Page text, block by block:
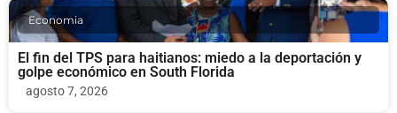
Economia
El fin del TPS para haitianos: miedo a la deportación y
golpe económico en South Florida
agosto 7, 2026